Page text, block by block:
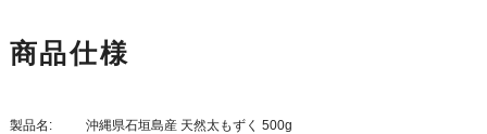
商品仕様
製品名: 沖縄県石垣島産 天然太もずく 500g